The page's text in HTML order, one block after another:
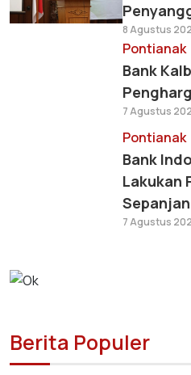
8 Agustus
Pontianak
Bank
7 Agustus
Pontianak
Bank
Lakukan
7 Agustus
Berita Populer